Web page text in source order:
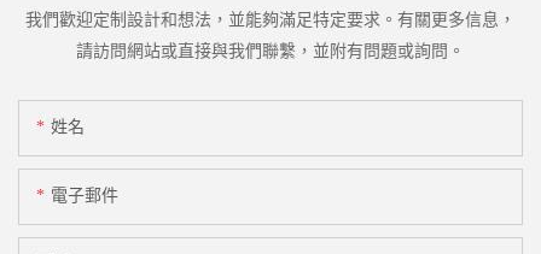
我們歡迎定制設計和想法，並能夠滿足特定要求。有關更多信息，
請訪問網站或直接與我們聯繫，並附有問題或詢問。
姓名
電子郵件